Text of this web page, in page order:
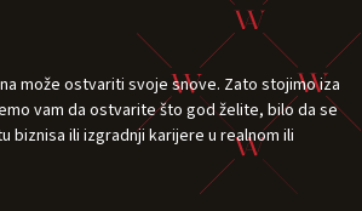
može ostvariti svoje snove. Zato stojimo iza
vam da ostvarite što god želite, bilo da se
biznisa ili izgradnji karijere u realnom ili